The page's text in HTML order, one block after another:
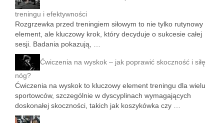
treningu i efektywności
Rozgrzewka przed treningiem siłowym to nie tylko rutynowy
element, ale kluczowy krok, który decyduje o sukcesie całej
sesji. Badania pokazują, …
Ćwiczenia na wyskok – jak poprawić skoczność i siłę
nóg?
Ćwiczenia na wyskok to kluczowy element treningu dla wielu
sportowców, szczególnie w dyscyplinach wymagających
doskonałej skoczności, takich jak koszykówka czy …